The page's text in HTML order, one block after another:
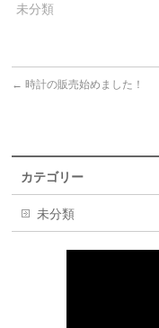
未分類
← 時計の販売始めました！
カテゴリー
未分類